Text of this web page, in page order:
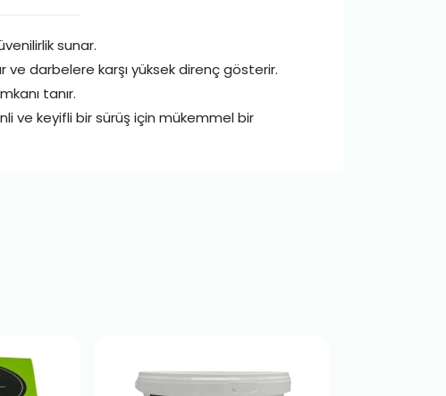
sunar.
ve darbelere karşı yüksek direnç gösterir.
tanır.
ve keyifli bir sürüş için mükemmel bir